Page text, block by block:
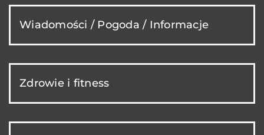
Wiadomości / Pogoda / Informacje
Zdrowie i fitness